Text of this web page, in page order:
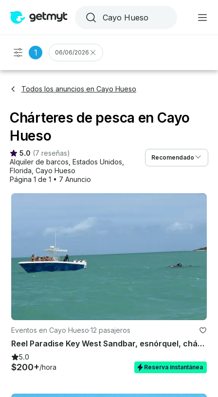
1 06/06/2026
Todos los anuncios en Cayo Hueso
Chárteres de pesca en Cayo
Hueso
5.0 (7 reseñas)
Alquiler de barcos Estados Unidos
Florida Cayo Hueso
Página 1 de 1 • 7 Anuncio
Recomendado
Eventos en Cayo Hueso·12 pasajeros
Reel Paradise Key West Sandbar, esnórquel, chárter privado, pesca con aparejos ligeros
5.0
$200+/hora Reserva instantánea